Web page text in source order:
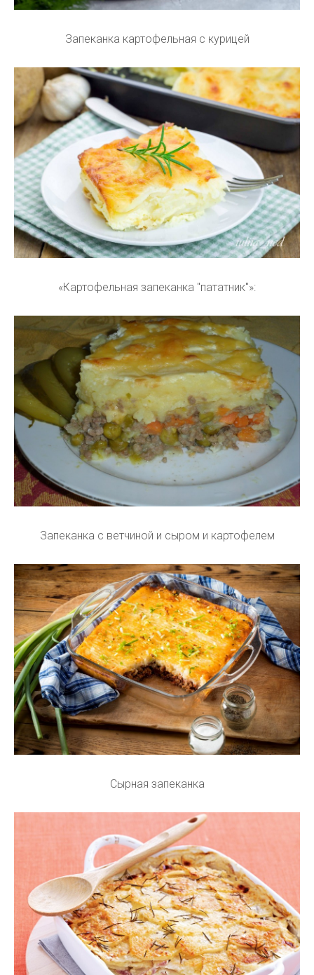
Запеканка картофельная с курицей
«Картофельная запеканка "пататник"»:
Запеканка с ветчиной и сыром и картофелем
Сырная запеканка